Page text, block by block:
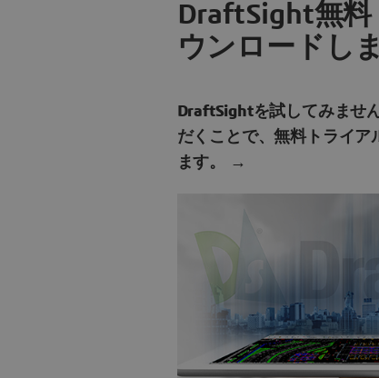
DraftSight無
ウンロードし
DraftSightを試してみませ
だくことで、無料トライア
ます。 →